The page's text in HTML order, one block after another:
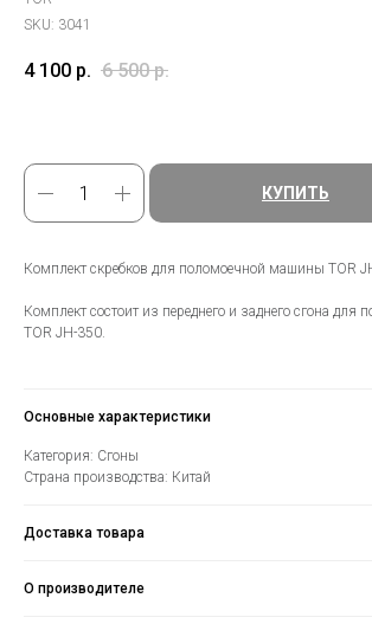
SKU: 3041
4 100 р. 6 500 р.
КУПИТЬ
Комплект скребков для поломоечной машины TOR
Комплект состоит из переднего и заднего сгона
TOR JH-350.
Основные характеристики
Категория: Сгоны
Страна производства: Китай
Доставка товара
О производителе